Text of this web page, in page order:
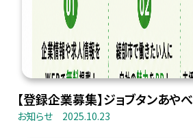
【登録企業募集】ジョブタンあやべ
お知らせ 2025.10.23